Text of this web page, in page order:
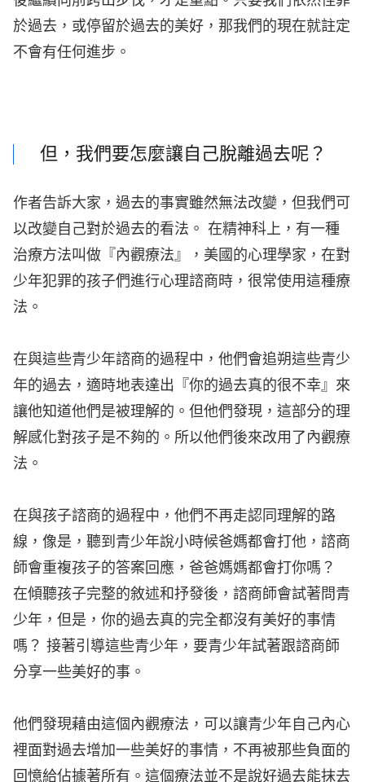
於過去，或停留於過去的美好，那我們的現在就註定
不會有任何進步。
但，我們要怎麼讓自己脫離過去呢？
作者告訴大家，過去的事實雖然無法改變，但我們可
以改變自己對於過去的看法。 在精神科上，有一種
治療方法叫做『內觀療法』，美國的心理學家，在對
少年犯罪的孩子們進行心理諮商時，很常使用這種療
法。
在與這些青少年諮商的過程中，他們會追朔這些青少
年的過去，適時地表達出『你的過去真的很不幸』來
讓他知道他們是被理解的。但他們發現，這部分的理
解感化對孩子是不夠的。所以他們後來改用了內觀療
法。
在與孩子諮商的過程中，他們不再走認同理解的路
線，像是，聽到青少年說小時候爸媽都會打他，諮商
師會重複孩子的答案回應，爸爸媽媽都會打你嗎？
在傾聽孩子完整的敘述和抒發後，諮商師會試著問青
少年，但是，你的過去真的完全都沒有美好的事情
嗎？ 接著引導這些青少年，要青少年試著跟諮商師
分享一些美好的事。
他們發現藉由這個內觀療法，可以讓青少年自己內心
裡面對過去增加一些美好的事情，不再被那些負面的
回憶給佔據著所有。這個療法並不是說好過去能抹去